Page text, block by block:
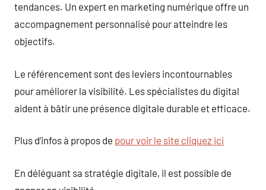
tendances. Un expert en marketing numérique offre un
accompagnement personnalisé pour atteindre les
objectifs.
Le référencement sont des leviers incontournables
pour améliorer la visibilité. Les spécialistes du digital
aident à bâtir une présence digitale durable et efficace.
Plus d’infos à propos de pour voir le site cliquez ici
En déléguant sa stratégie digitale, il est possible de